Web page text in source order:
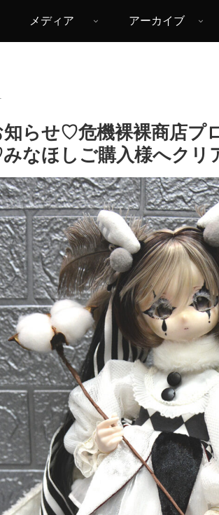
メディア アーカイブ
らせ♡危機裸裸商店プ
なほしご購入様へクリ